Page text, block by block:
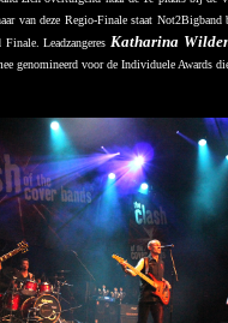
van deze Regio-Finale staat
Leadzangeres Katharina
genomineerd voor de Individuele Awards